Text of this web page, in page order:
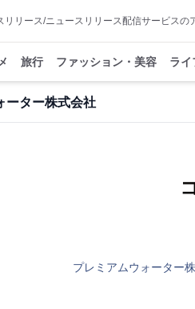
リリース/ニュースリリース配信サービスの
旅行 ファッション・美容 ライ
ーター株式会社
プレミアムウォーター